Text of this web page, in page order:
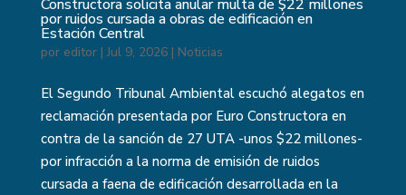
Constructora solicita anular multa de $22 millones
por ruidos cursada a obras de edificación en
Estación Central
por editor|Jul 9, 2026| Noticias
El Segundo Tribunal Ambiental escuchó alegatos en
reclamación presentada por Euro Constructora en
contra de la sanción de 27 UTA -unos $22 millones-
por infracción a la norma de emisión de ruidos
cursada a faena de edificación desarrollada en la